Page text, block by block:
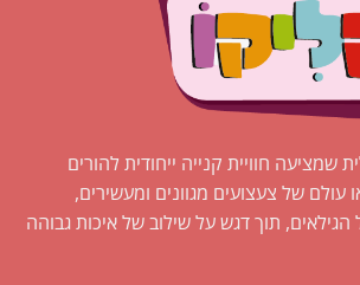
שמציעה חוויית קנייה ייחודית להורים
עולם של צעצועים מגוונים ומעשירים,
הגילאים, תוך דגש על שילוב של איכות גבוהה